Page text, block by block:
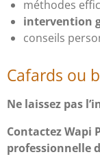
méthodes
intervention
conseils
Cafards ou
Ne laissez pas
Contactez Wapi
professionnelle